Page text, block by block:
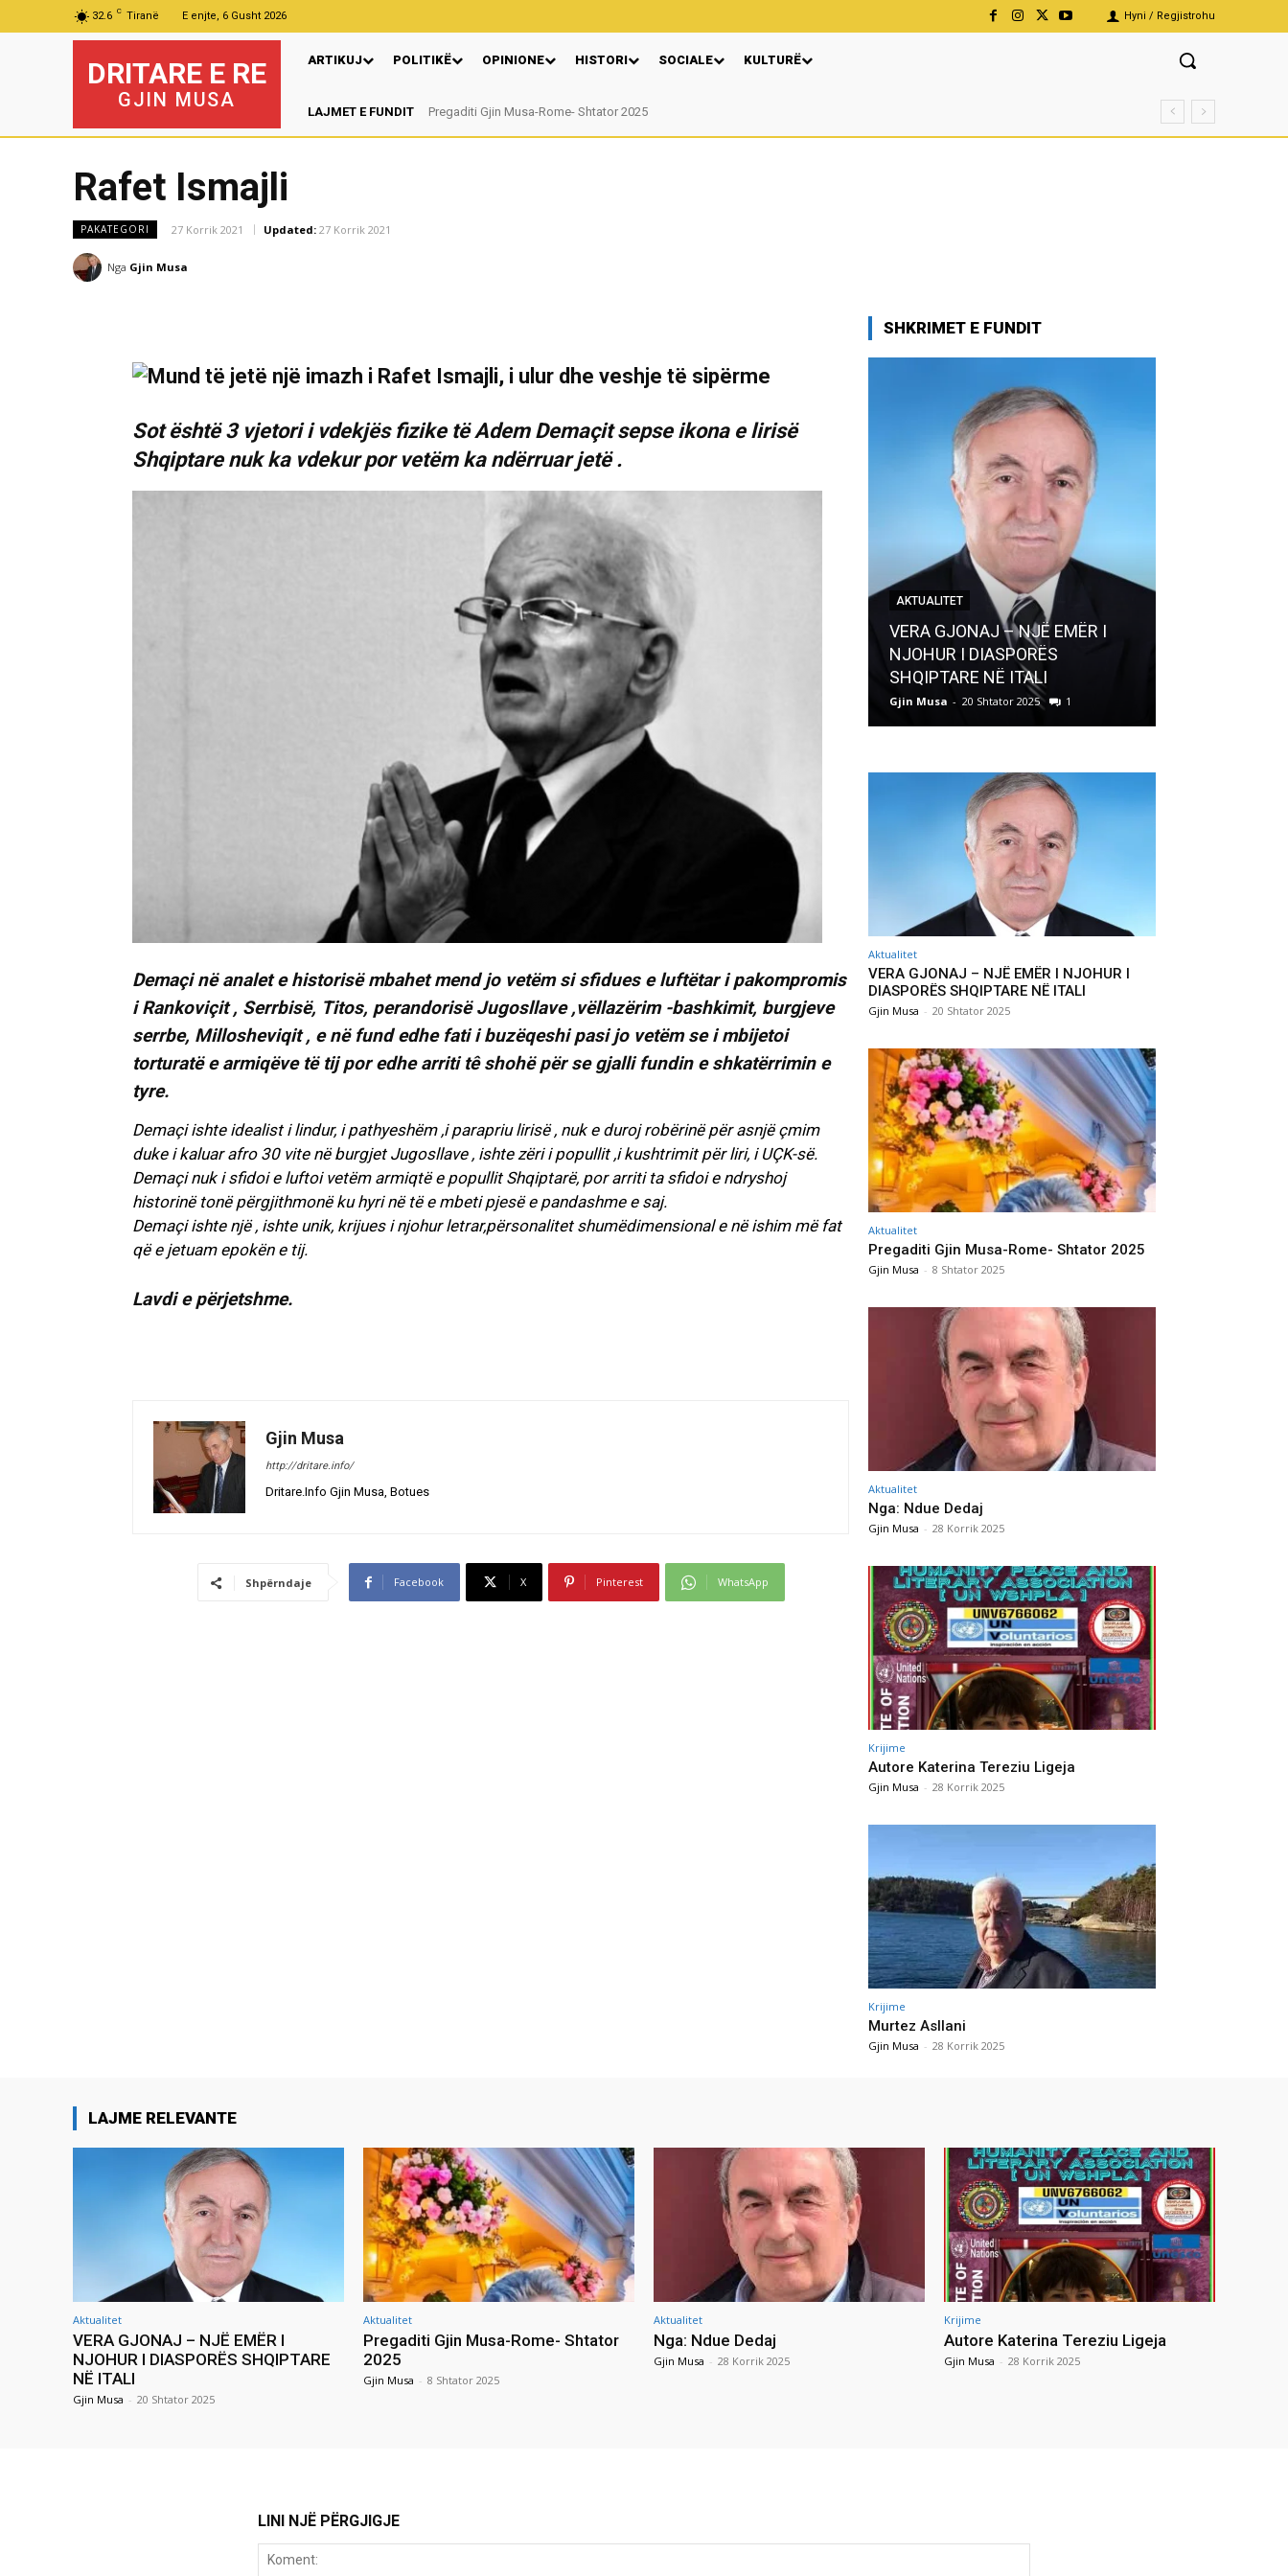
32.6 C Tiranë E enjte, 6 Gusht 2026 Hyni / Regjistrohu
DRITARE E RE
GJIN MUSA
ARTIKUJ POLITIKË OPINIONE HISTORI SOCIALE KULTURË
LAJMET E FUNDITPregaditi Gjin Musa-Rome- Shtator 2025
Nga: Ndue Dedaj
Rafet Ismajli
PAKATEGORI 27 Korrik 2021 Updated: 27 Korrik 2021
Nga Gjin Musa
Sot është 3 vjetori i vdekjës fizike të Adem Demaçit sepse ikona e lirisë
Shqiptare nuk ka vdekur por vetëm ka ndërruar jetë .
Demaçi në analet e historisë mbahet mend jo vetëm si sfidues e luftëtar i pakompromis
i Rankoviçit , Serrbisë, Titos, perandorisë Jugosllave ,vëllazërim -bashkimit, burgjeve
serrbe, Millosheviqit , e në fund edhe fati i buzëqeshi pasi jo vetëm se i mbijetoi
torturatë e armiqëve të tij por edhe arriti tê shohë për se gjalli fundin e shkatërrimin e
tyre.
Demaçi ishte idealist i lindur, i pathyeshëm ,i parapriu lirisë , nuk e duroj robërinë për asnjë çmim
duke i kaluar afro 30 vite në burgjet Jugosllave , ishte zëri i popullit ,i kushtrimit për liri, i UÇK-së.
Demaçi nuk i sfidoi e luftoi vetëm armiqtë e popullit Shqiptarë, por arriti ta sfidoi e ndryshoj
historinë tonë përgjithmonë ku hyri në të e mbeti pjesë e pandashme e saj.
Demaçi ishte një , ishte unik, krijues i njohur letrar,përsonalitet shumëdimensional e në ishim më fat
që e jetuam epokën e tij.
Lavdi e përjetshme.
Gjin Musa
http://dritare.info/
Dritare.Info Gjin Musa, Botues
Shpërndaje Facebook X Pinterest WhatsApp
SHKRIMET E FUNDIT
AKTUALITET
VERA GJONAJ – NJË EMËR I
NJOHUR I DIASPORËS
SHQIPTARE NË ITALI
Gjin Musa - 20 Shtator 2025 1
Aktualitet
VERA GJONAJ – NJË EMËR I NJOHUR I
DIASPORËS SHQIPTARE NË ITALI
Gjin Musa - 20 Shtator 2025
Aktualitet
Pregaditi Gjin Musa-Rome- Shtator 2025
Gjin Musa - 8 Shtator 2025
Aktualitet
Nga: Ndue Dedaj
Gjin Musa - 28 Korrik 2025
Krijime
Autore Katerina Tereziu Ligeja
Gjin Musa - 28 Korrik 2025
Krijime
Murtez Asllani
Gjin Musa - 28 Korrik 2025
LAJME RELEVANTE
Aktualitet
VERA GJONAJ – NJË EMËR I
NJOHUR I DIASPORËS SHQIPTARE
NË ITALI
Gjin Musa - 20 Shtator 2025
Aktualitet
Pregaditi Gjin Musa-Rome- Shtator
2025
Gjin Musa - 8 Shtator 2025
Aktualitet
Nga: Ndue Dedaj
Gjin Musa - 28 Korrik 2025
Krijime
Autore Katerina Tereziu Ligeja
Gjin Musa - 28 Korrik 2025
LINI NJË PËRGJIGJE